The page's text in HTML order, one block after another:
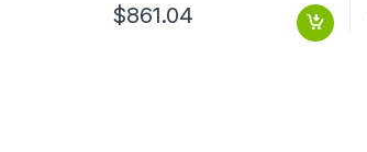
$861.04